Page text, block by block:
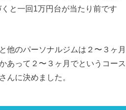
と一回1万円台が当たり前です
他のパーソナルジムは２〜３ヶ月
あって２〜３ヶ月でというコース
んに決めました。